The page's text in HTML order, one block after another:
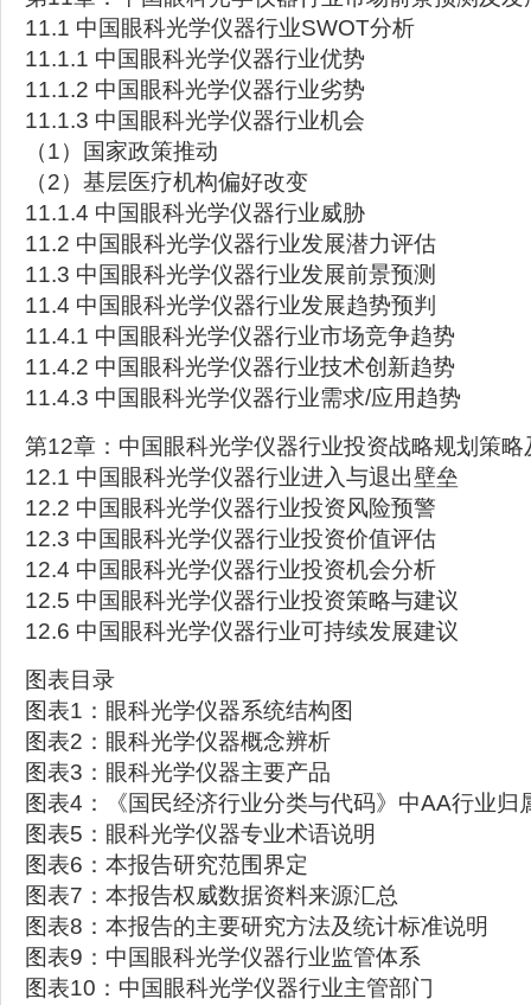
11.1 中国眼科光学仪器行业SWOT分析
11.1.1 中国眼科光学仪器行业优势
11.1.2 中国眼科光学仪器行业劣势
11.1.3 中国眼科光学仪器行业机会
（1）国家政策推动
（2）基层医疗机构偏好改变
11.1.4 中国眼科光学仪器行业威胁
11.2 中国眼科光学仪器行业发展潜力评估
11.3 中国眼科光学仪器行业发展前景预测
11.4 中国眼科光学仪器行业发展趋势预判
11.4.1 中国眼科光学仪器行业市场竞争趋势
11.4.2 中国眼科光学仪器行业技术创新趋势
11.4.3 中国眼科光学仪器行业需求/应用趋势
第12章：中国眼科光学仪器行业投资战略规划策略
12.1 中国眼科光学仪器行业进入与退出壁垒
12.2 中国眼科光学仪器行业投资风险预警
12.3 中国眼科光学仪器行业投资价值评估
12.4 中国眼科光学仪器行业投资机会分析
12.5 中国眼科光学仪器行业投资策略与建议
12.6 中国眼科光学仪器行业可持续发展建议
图表目录
图表1：眼科光学仪器系统结构图
图表2：眼科光学仪器概念辨析
图表3：眼科光学仪器主要产品
图表4：《国民经济行业分类与代码》中AA行业归
图表5：眼科光学仪器专业术语说明
图表6：本报告研究范围界定
图表7：本报告权威数据资料来源汇总
图表8：本报告的主要研究方法及统计标准说明
图表9：中国眼科光学仪器行业监管体系
图表10：中国眼科光学仪器行业主管部门